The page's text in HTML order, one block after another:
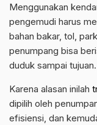
Menggunakan
pengemudi harus
bahan bakar, tol,
penumpang bisa
duduk sampai tujuan.
Karena alasan inilah
dipilih oleh
efisiensi, dan